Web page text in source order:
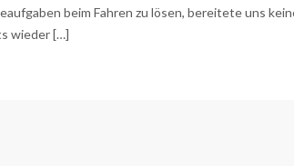
beim Fahren zu lösen, bereitete uns
wieder […]